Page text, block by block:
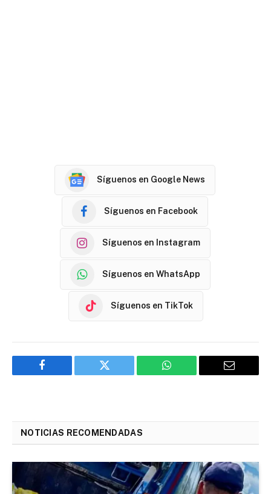
Síguenos en Google News
Síguenos en Facebook
Síguenos en Instagram
Síguenos en WhatsApp
Síguenos en TikTok
Facebook Twitter WhatsApp Email
NOTICIAS RECOMENDADAS